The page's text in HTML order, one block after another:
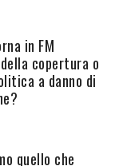
in FM
copertura o
a danno di
quello che